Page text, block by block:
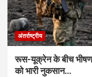
अंतर्राष्ट्रीय
रूस-यूक्रेन के बीच भीषण
को भारी नुकसान…